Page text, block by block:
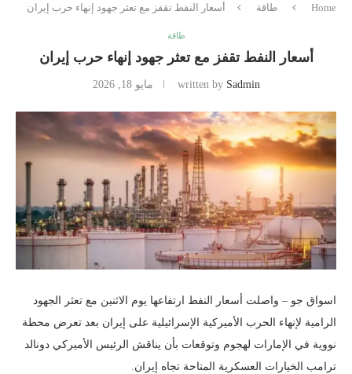
Home طاقة أسعار النفط تقفز مع تعثر جهود إنهاء حرب إيران
طاقة
أسعار النفط تقفز مع تعثر جهود إنهاء حرب إيران
written by Sadmin مايو 18, 2026
اسواق جو – واصلت أسعار النفط ارتفاعها يوم الاثنين مع تعثر الجهود
الرامية لإنهاء الحرب الأميركية الإسرائيلية على إيران بعد تعرض محطة
نووية في الإمارات لهجوم وتوقعات بأن يناقش الرئيس الأميركي دونالد
ترامب الخيارات العسكرية المتاحة تجاه إيران.